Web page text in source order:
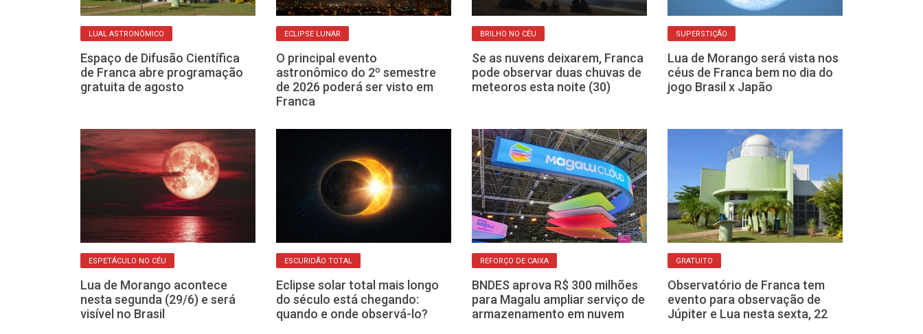
LUAL ASTRONÔMICO
Espaço de Difusão Científica
de Franca abre programação
gratuita de agosto
ECLIPSE LUNAR
O principal evento
astronômico do 2º semestre
de 2026 poderá ser visto em
Franca
BRILHO NO CÉU
Se as nuvens deixarem, Franca
pode observar duas chuvas de
meteoros esta noite (30)
SUPERSTIÇÃO
Lua de Morango será vista nos
céus de Franca bem no dia do
jogo Brasil x Japão
ESPETÁCULO NO CÉU
Lua de Morango acontece
nesta segunda (29/6) e será
visível no Brasil
ESCURIDÃO TOTAL
Eclipse solar total mais longo
do século está chegando:
quando e onde observá-lo?
REFORÇO DE CAIXA
BNDES aprova R$ 300 milhões
para Magalu ampliar serviço de
armazenamento em nuvem
GRATUITO
Observatório de Franca tem
evento para observação de
Júpiter e Lua nesta sexta, 22